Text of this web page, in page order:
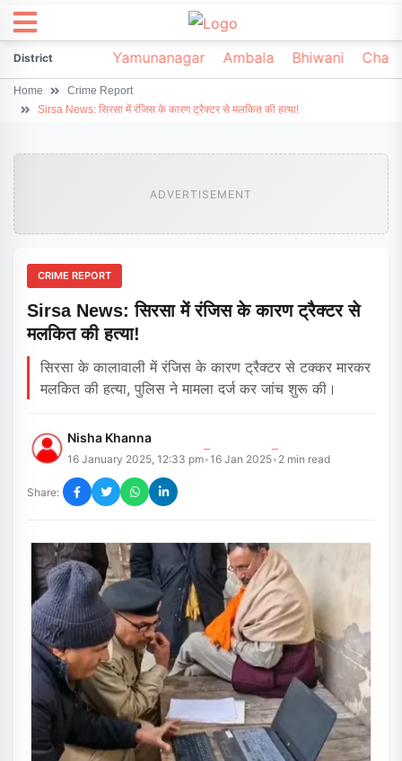
DistrictSonipat Yamunanagar Ambala Bhiwani
Home
Crime Report
Sirsa News: सिरसा में रंजिस के कारण ट्रैक्टर से मलकित की हत्या!
ADVERTISEMENT
CRIME REPORT
Sirsa News: सिरसा में रंजिस के कारण ट्रैक्टर से
मलकित की हत्या!
सिरसा के कालावाली में रंजिस के कारण ट्रैक्टर से टक्कर मारकर
मलकित की हत्या, पुलिस ने मामला दर्ज कर जांच शुरू की।
Nisha Khanna
16 January 2025, 12:33 pm•16 Jan 2025• 2 min read
Share: